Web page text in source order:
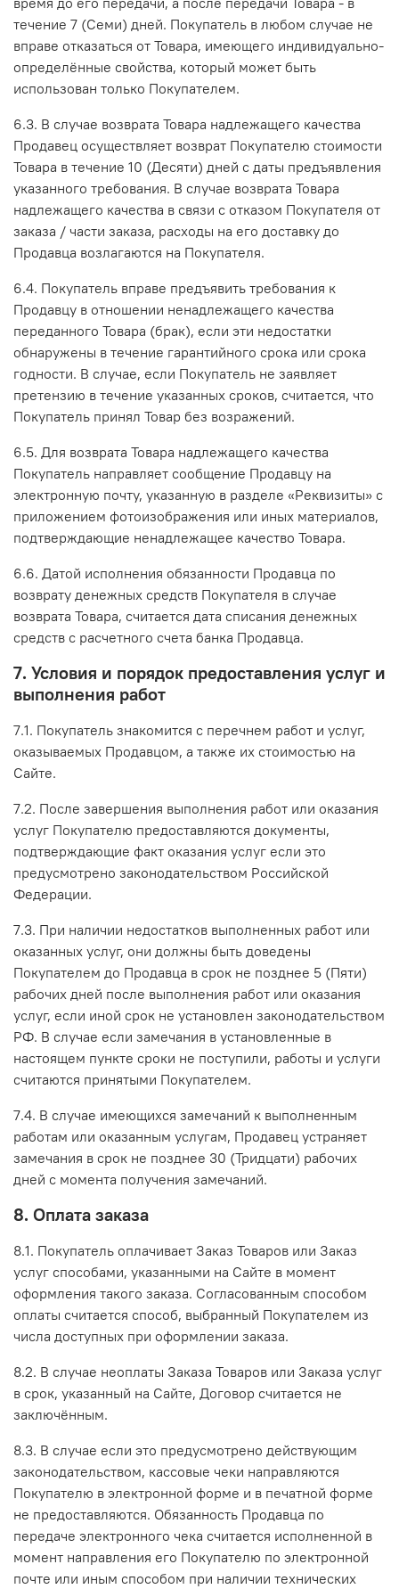
течение 7 (Семи) дней. Покупатель в любом случае не
вправе отказаться от Товара, имеющего индивидуально-
определённые свойства, который может быть
использован только Покупателем.
6.3. В случае возврата Товара надлежащего качества
Продавец осуществляет возврат Покупателю стоимости
Товара в течение 10 (Десяти) дней с даты предъявления
указанного требования. В случае возврата Товара
надлежащего качества в связи с отказом Покупателя от
заказа / части заказа, расходы на его доставку до
Продавца возлагаются на Покупателя.
6.4. Покупатель вправе предъявить требования к
Продавцу в отношении ненадлежащего качества
переданного Товара (брак), если эти недостатки
обнаружены в течение гарантийного срока или срока
годности. В случае, если Покупатель не заявляет
претензию в течение указанных сроков, считается, что
Покупатель принял Товар без возражений.
6.5. Для возврата Товара надлежащего качества
Покупатель направляет сообщение Продавцу на
электронную почту, указанную в разделе «Реквизиты» с
приложением фотоизображения или иных материалов,
подтверждающие ненадлежащее качество Товара.
6.6. Датой исполнения обязанности Продавца по
возврату денежных средств Покупателя в случае
возврата Товара, считается дата списания денежных
средств с расчетного счета банка Продавца.
7. Условия и порядок предоставления услуг и
выполнения работ
7.1. Покупатель знакомится с перечнем работ и услуг,
оказываемых Продавцом, а также их стоимостью на
Сайте.
7.2. После завершения выполнения работ или оказания
услуг Покупателю предоставляются документы,
подтверждающие факт оказания услуг если это
предусмотрено законодательством Российской
Федерации.
7.3. При наличии недостатков выполненных работ или
оказанных услуг, они должны быть доведены
Покупателем до Продавца в срок не позднее 5 (Пяти)
рабочих дней после выполнения работ или оказания
услуг, если иной срок не установлен законодательством
РФ. В случае если замечания в установленные в
настоящем пункте сроки не поступили, работы и услуги
считаются принятыми Покупателем.
7.4. В случае имеющихся замечаний к выполненным
работам или оказанным услугам, Продавец устраняет
замечания в срок не позднее 30 (Тридцати) рабочих
дней с момента получения замечаний.
8. Оплата заказа
8.1. Покупатель оплачивает Заказ Товаров или Заказ
услуг способами, указанными на Сайте в момент
оформления такого заказа. Согласованным способом
оплаты считается способ, выбранный Покупателем из
числа доступных при оформлении заказа.
8.2. В случае неоплаты Заказа Товаров или Заказа услуг
в срок, указанный на Сайте, Договор считается не
заключённым.
8.3. В случае если это предусмотрено действующим
законодательством, кассовые чеки направляются
Покупателю в электронной форме и в печатной форме
не предоставляются. Обязанность Продавца по
передаче электронного чека считается исполненной в
момент направления его Покупателю по электронной
почте или иным способом при наличии технических